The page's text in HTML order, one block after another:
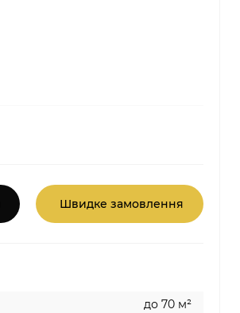
Швидке замовлення
до 70 м²